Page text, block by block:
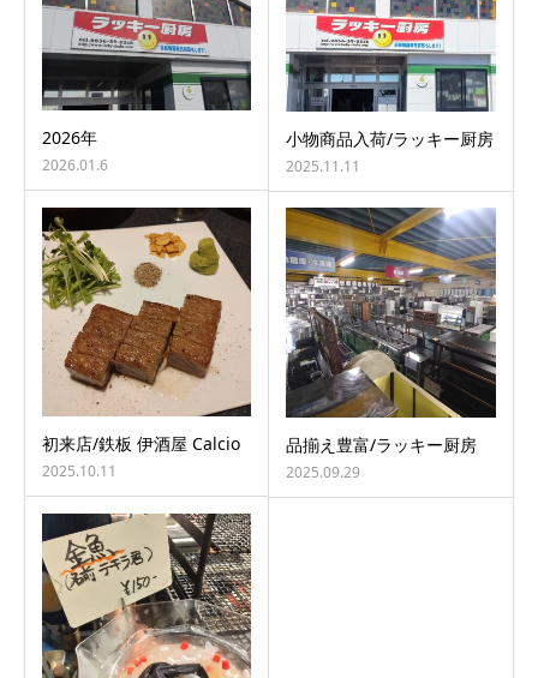
2026年
2026.01.6
小物商品入荷/ラッキー厨房
2025.11.11
初来店/鉄板 伊酒屋 Calcio
2025.10.11
品揃え豊富/ラッキー厨房
2025.09.29